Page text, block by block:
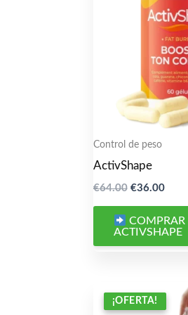
Control de peso
ActivShape
€64.00 El
original
era:
€36.00El
actual
es:
COMPRAR
ACTIVSHAPE
¡OFERTA!
¡OFERTA!